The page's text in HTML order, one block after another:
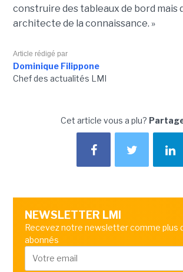
construire des tableaux de bord mais
architecte de la connaissance. »
Article rédigé par
Dominique Filippone
Chef des actualités LMI
Cet article vous a plu?
NEWSLETTER LMI
Recevez notre newsletter comme plus
abonnés